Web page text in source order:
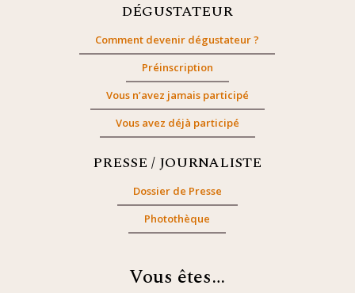
DÉGUSTATEUR
Comment devenir dégustateur ?
Préinscription
Vous n’avez jamais participé
Vous avez déjà participé
PRESSE / JOURNALISTE
Dossier de Presse
Photothèque
Vous êtes…